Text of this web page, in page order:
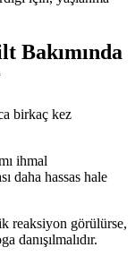
Bakımında
birkaç kez
ihmal
daha hassas hale
reaksiyon görülürse,
danışılmalıdır.